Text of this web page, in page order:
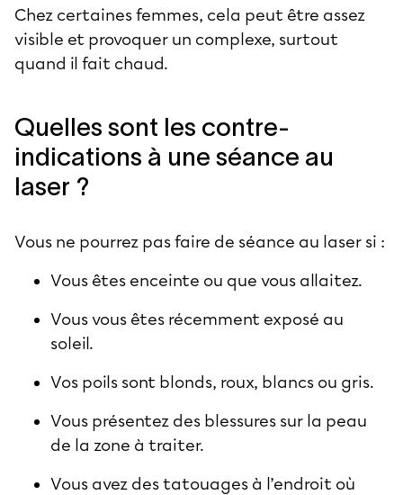
Chez certaines femmes, cela peut être assez
visible et provoquer un complexe, surtout
quand il fait chaud.
Quelles sont les contre-
indications à une séance au
laser ?
Vous ne pourrez pas faire de séance au laser si :
Vous êtes enceinte ou que vous allaitez.
Vous vous êtes récemment exposé au
soleil.
Vos poils sont blonds, roux, blancs ou gris.
Vous présentez des blessures sur la peau
de la zone à traiter.
Vous avez des tatouages à l’endroit où